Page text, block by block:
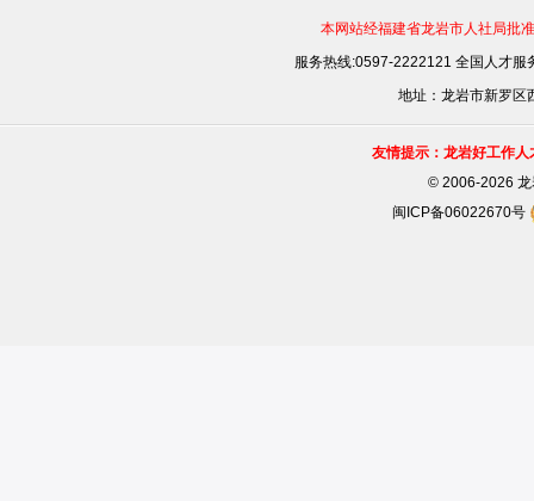
本网站经福建省龙岩市人社局批
服务热线:0597-2222121 全国人才
地址：龙岩市新罗区
友情提示：龙岩好工作
©2006-2026 龙
闽ICP备06022670号